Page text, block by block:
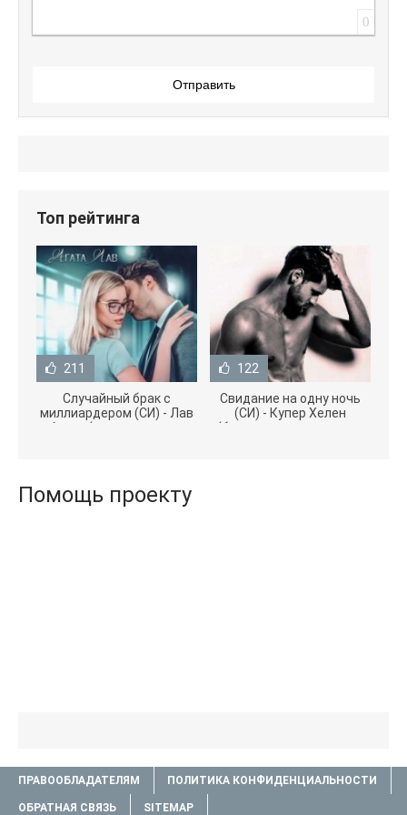
0
Отправить
Топ рейтинга
211
Случайный брак с
миллиардером (СИ) - Лав
Агата (полная версия
122
Свидание на одну ночь
(СИ) - Купер Хелен
(бесплатные серии книг
Помощь проекту
ПРАВООБЛАДАТЕЛЯМ ПОЛИТИКА КОНФИДЕНЦИАЛЬНОСТИ
ОБРАТНАЯ СВЯЗЬ SITEMAP